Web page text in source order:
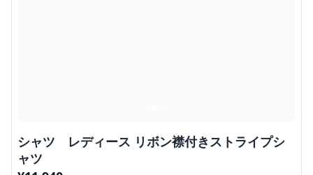
シャツ レディース リボン襟付きストライプシ
ャツ